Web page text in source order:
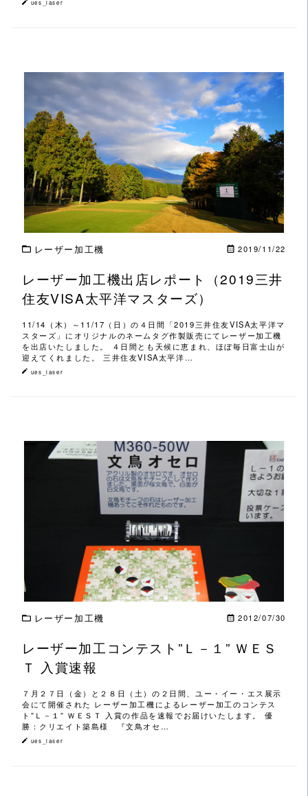
ues_laser
この記事を読む
レーザー加工機 2019/11/22
レーザー加工機出店レポート（2019三井
住友VISA太平洋マスターズ）
11/14（木）～11/17（日）の４日間「2019三井住友VISA太平洋マ
スターズ」にオリジナルのネームタグ作製販売にてレーザー加工機
を出店いたしました。 ４日間とも天候に恵まれ、ほぼ毎日富士山が
迎えてくれました。 三井住友VISA太平洋…
ues_laser
この記事を読む
レーザー加工機 2012/07/30
レーザー加工コンテスト”Ｌ－１” ＷＥＳ
Ｔ 入賞速報
７月２７日（金）と２８日（土）の２日間、ユー・イー・エス展示
会にて開催された レーザー加工機によるレーザー加工のコンテス
ト”Ｌ－１” ＷＥＳＴ 入賞の作品を速報でお届けいたします。 優
勝：クリエイト築島様 『文鳥オセ…
ues_laser